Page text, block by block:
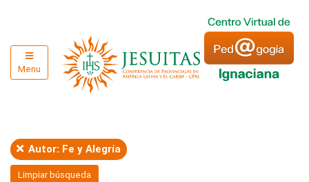
Menu
Autor: Fe y Alegría
Limpiar búsqueda